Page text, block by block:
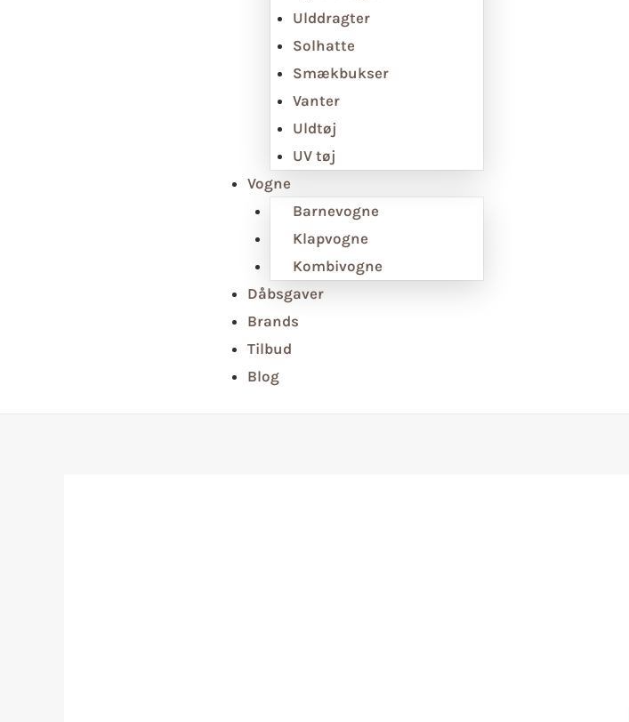
Ulddragter
Solhatte
Smækbukser
Vanter
Uldtøj
UV tøj
Vogne
Barnevogne
Klapvogne
Kombivogne
Dåbsgaver
Brands
Tilbud
Blog